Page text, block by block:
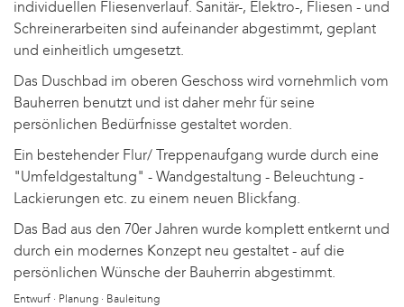
individuellen Fliesenverlauf. Sanitär-, Elektro-, Fliesen - und
Schreinerarbeiten sind aufeinander abgestimmt, geplant
und einheitlich umgesetzt.
Das Duschbad im oberen Geschoss wird vornehmlich vom
Bauherren benutzt und ist daher mehr für seine
persönlichen Bedürfnisse gestaltet worden.
Ein bestehender Flur/ Treppenaufgang wurde durch eine
"Umfeldgestaltung" - Wandgestaltung - Beleuchtung -
Lackierungen etc. zu einem neuen Blickfang.
Das Bad aus den 70er Jahren wurde komplett entkernt und
durch ein modernes Konzept neu gestaltet - auf die
persönlichen Wünsche der Bauherrin abgestimmt.
Entwurf · Planung · Bauleitung